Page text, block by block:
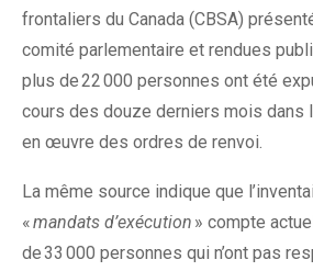
frontaliers du Canada (CBSA)
comité parlementaire et rendues
plus de 22 000 personnes ont été
cours des douze derniers mois dans
en œuvre des ordres de renvoi.
La même source indique que
«mandats d’exécution » compte
de 33 000 personnes qui n’ont pas